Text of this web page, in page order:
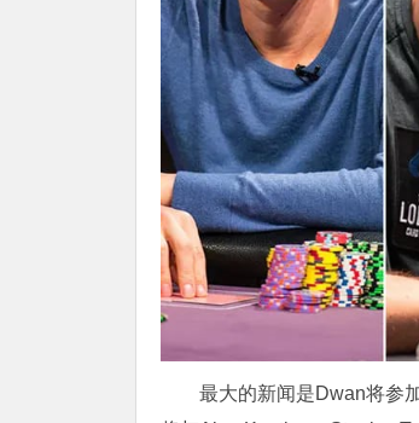
最大的新闻是Dwan将参